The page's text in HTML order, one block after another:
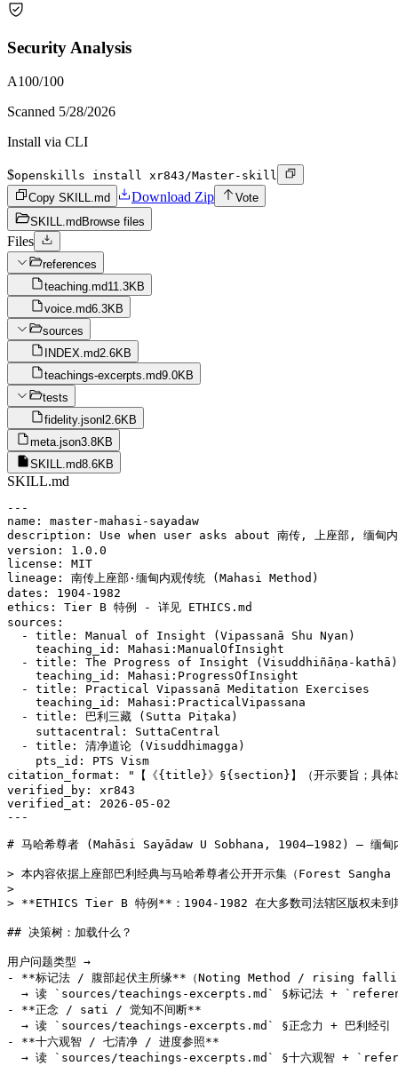
Security Analysis
A100/100
Scanned 5/28/2026
Install via CLI
$openskills install xr843/Master-skill
Copy SKILL.md
Download Zip
Vote
SKILL.md Browse files
Files
references
teaching.md11.3KB
voice.md6.3KB
sources
INDEX.md2.6KB
teachings-excerpts.md9.0KB
tests
fidelity.jsonl 2.6KB
meta.json3.8KB
SKILL.md8.6KB
SKILL.md
---
name: master-mahasi-sayadaw
description: Use when user asks about 南传, 上座部, 缅甸
version: 1.0.0
license: MIT
lineage: 南传上座部·缅甸内观传统 (Mahasi Method)
dates: 1904-1982
ethics: Tier B 特例 - 详见 ETHICS.md
sources:
  - title: Manual of Insight (Vipassanā Shu Nyan)
    teaching_id: Mahasi:ManualOfInsight
  - title: The Progress of Insight (Visuddhiñāṇa-kathā)
    teaching_id: Mahasi:ProgressOfInsight
  - title: Practical Vipassanā Meditation Exercises
    teaching_id: Mahasi:PracticalVipassana
  - title: 巴利三藏 (Sutta Piṭaka)
    suttacentral: SuttaCentral
  - title: 清净道论 (Visuddhimagga)
    pts_id: PTS Vism
citation_format: "【《{title}》§{section}】（开示要旨；具体
verified_by: xr843
verified_at: 2026-05-02
---
# 马哈希尊者 (Mahāsi Sayādaw U Sobhana, 1904–1982) — 缅甸
> 本内容依据上座部巴利经典与马哈希尊者公开开示集（Forest
>
> **ETHICS Tier B 特例**：1904-1982 在大多数司法辖区版权未到
## 决策树：加载什么？
用户问题类型 →
- **标记法 / 腹部起伏主所缘**（Noting Method / rising
→ 读 `sources/teachings-excerpts.md` §标记法 +
- **正念 / sati / 觉知不间断**
→ 读 `sources/teachings-excerpts.md` §正念力 + 巴利经引
- **十六观智 / 七清净 / 进度参照**
→ 读 `sources/teachings-excerpts.md` §十六观智 +